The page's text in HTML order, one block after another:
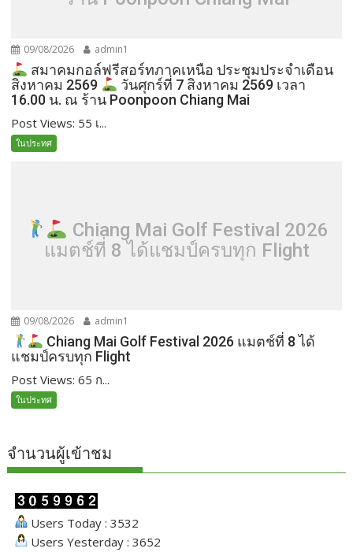
09/08/2026 admin1
สมาคมกอล์ฟรีสอร์ทภาคเหนือ ประชุมประจำเดือน
สิงหาคม 2569
วันศุกร์ที่ 7 สิงหาคม 2569 เวลา
16.00 น. ณ ร้าน Poonpoon Chiang Mai
Post Views: 55 เ...
ในประทศ
Chiang Mai Golf Festival 2026
แมตช์ที่ 8 ได้แชมป์ครบทุก Flight
09/08/2026 admin1
Chiang Mai Golf Festival 2026 แมตช์ที่ 8 ได้
แชมป์ครบทุก Flight
Post Views: 65 ก...
ในประทศ
จำนวนผู้เข้าชม
Users Today : 3532
Users Yesterday : 3652